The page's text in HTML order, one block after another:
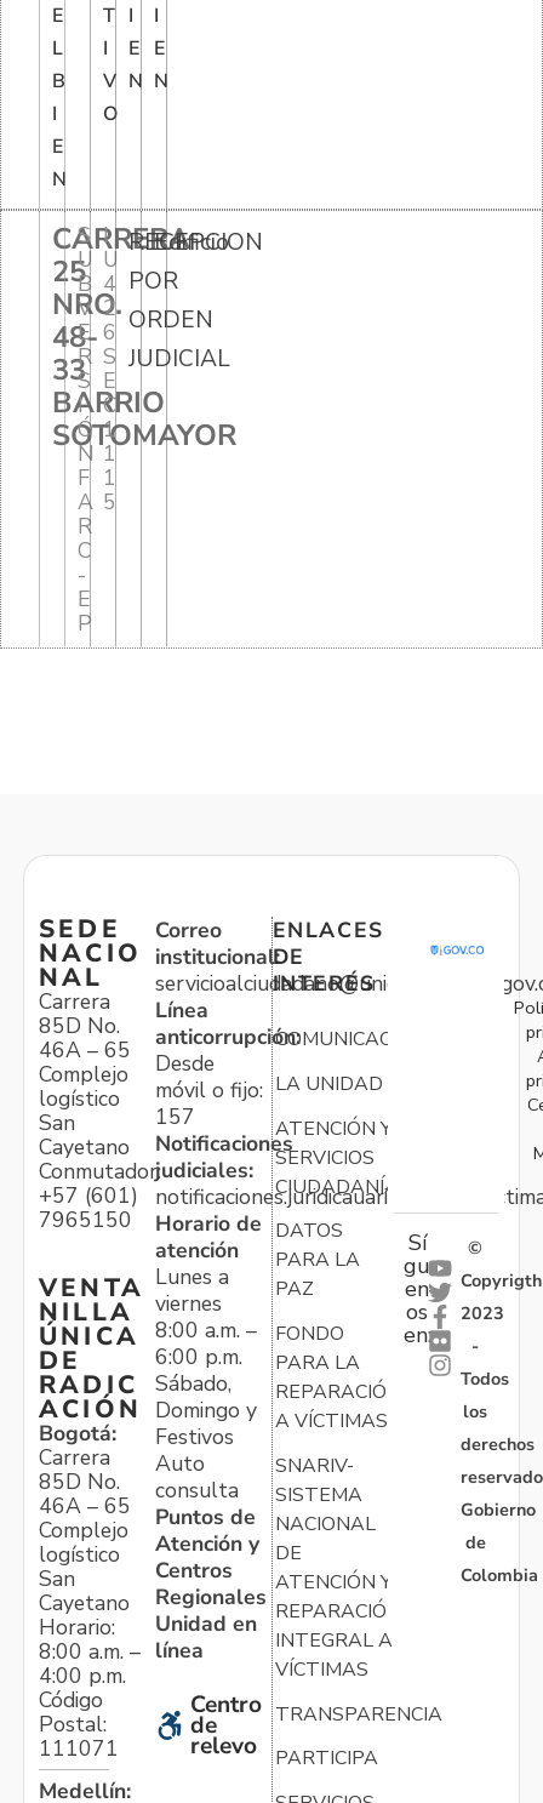
E
L
B
I
E
N
T
I
V
O
I
E
N
I
E
N
CARRERA
25
NRO.
48-
33
BARRIO
SOTOMAYOR
S
U
B
V
E
R
S
I
Ó
N
F
A
R
C
-
E
P
I
U
4
2
6
S
E
C
1
1
1
5
RECEPCION
POR
ORDEN
JUDICIAL
Edificio
SEDE
NACIO
NAL
Carrera
85D No.
46A – 65
Complejo
logístico
San
Cayetano
Conmutador:
+57 (601)
7965150
VENTA
NILLA
ÚNICA
DE
RADIC
ACIÓN
Bogotá:
Carrera
85D No.
46A – 65
Complejo
logístico
San
Cayetano
Horario:
8:00 a.m. –
4:00 p.m.
Código
Postal:
111071
Medellín:
Correo
institucional:
Línea
anticorrupción:
Desde
móvil o fijo:
157
Notificaciones
judiciales:
Horario de
atención
Lunes a
viernes
8:00 a.m. –
6:00 p.m.
Sábado,
Domingo y
Festivos
Auto
consulta
Puntos de
Atención y
Centros
Regionales
Unidad en
línea
Centro
de
relevo
ENLACES
DE
INTERÉS
COMUNICACIONES
LA UNIDAD
ATENCIÓN Y
SERVICIOS
CIUDADANÍA
DATOS
PARA LA
PAZ
FONDO
PARA LA
REPARACIÓN
A VÍCTIMAS
SNARIV-
SISTEMA
NACIONAL
DE
ATENCIÓN Y
REPARACIÓN
INTEGRAL A
VÍCTIMAS
TRANSPARENCIA
PARTICIPA
Sí
gu
en
os
en:
©
Copyrigth
2023
-
Todos
los
derechos
Gobierno
de
Colombia